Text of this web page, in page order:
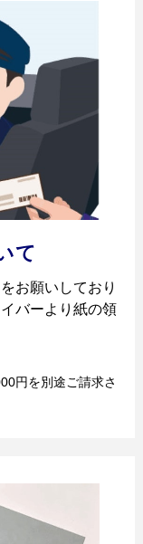
て
お願いしており
バーより紙の領
円を別途ご請求さ